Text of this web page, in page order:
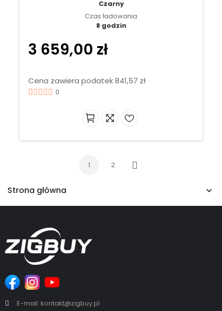
Strona główna
Czarny
Czas ładowania
8 godzin
3 659,00 zł
Cena zawiera podatek 841,57 zł
0
1 2 Następny
E-mail: kontakt@zigbuy.pl